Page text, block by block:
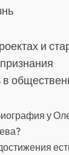
и
в
у